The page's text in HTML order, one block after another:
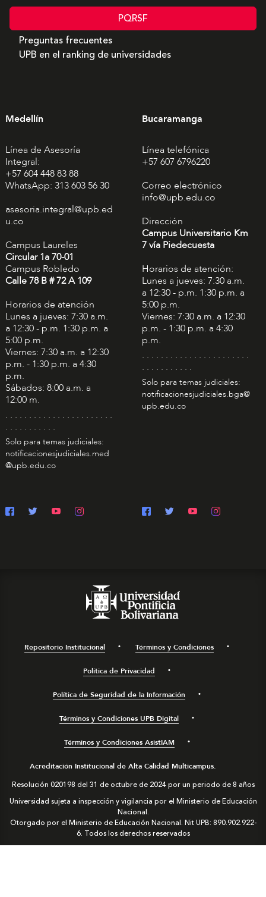
PQRSF
Preguntas frecuentes
UPB en el ranking de universidades
Medellín
Línea de Asesoría
Integral:
+57 604 448 83 88
WhatsApp: 313 603 56 30
asesoria.integral@upb.ed
u.co
Campus Laureles
Circular 1a 70-01
Campus Robledo
Calle 78 B # 72 A 109
Horarios de atención
Lunes a jueves: 7:30 a.m.
a 12:30 - p.m. 1:30 p.m. a
5:00 p.m.
Viernes: 7:30 a.m. a 12:30
p.m. - 1:30 p.m. a 4:30
p.m.
Sábados: 8:00 a.m. a
12:00 m.
. . . . . . . . . . . . . . . . . . . . . . .
. . . . . . . . . . .
Solo para temas judiciales:
notificacionesjudiciales.med
@upb.edu.co
Bucaramanga
Línea telefónica
+57 607 6796220
Correo electrónico
info@upb.edu.co
Dirección
Campus Universitario Km
7 vía Piedecuesta
Horarios de atención:
Lunes a jueves: 7:30 a.m.
a 12:30 - p.m. 1:30 p.m. a
5:00 p.m.
Viernes: 7:30 a.m. a 12:30
p.m. - 1:30 p.m. a 4:30
p.m.
. . . . . . . . . . . . . . . . . . . . . . .
. . . . . . . . . . .
Solo para temas judiciales:
notificacionesjudiciales.bga@
upb.edu.co
Repositorio Institucional Términos y Condiciones
Política de Privacidad
Política de Seguridad de la Información
Términos y Condiciones UPB Digital
Términos y Condiciones AsistIAM
Acreditación Institucional de Alta Calidad Multicampus.
Resolución 020198 del 31 de octubre de 2024 por un periodo de 8 años
Universidad sujeta a inspección y vigilancia por el Ministerio de Educación
Nacional.
Otorgado por el Ministerio de Educación Nacional. Nit UPB: 890.902.922-
6. Todos los derechos reservados